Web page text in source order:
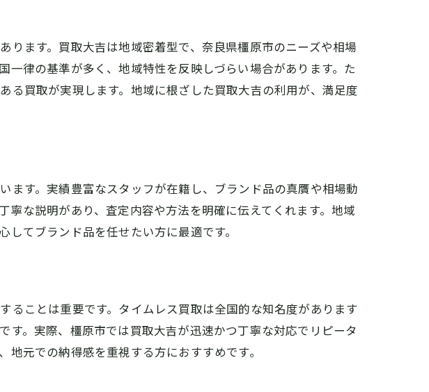
な売却手順
原市買取大吉で解決
初めての売却
を丁寧に説明
明査定を体験
吉の査定ポイント
る査定が人気
ます。買取大吉は地域密着型で、奈良県橿原市のニーズや相場
律の基準が多く、地域特性を反映しづらい場合があります。た
る買取が実現します。地域に根ざした買取大吉の利用が、満足度
す。実績豊富なスタッフが在籍し、ブランド品の真贋や相場動
な説明があり、査定内容や方法を明確に伝えてくれます。地域
てブランド品を任せたい方に最適です。
ることは重要です。タイムレス買取は全国的な知名度があります
。実際、橿原市では買取大吉が迅速かつ丁寧な対応でリピータ
元での納得感を重視する方におすすめです。